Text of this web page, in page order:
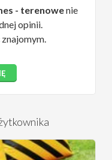
- terenowenie
opinii.